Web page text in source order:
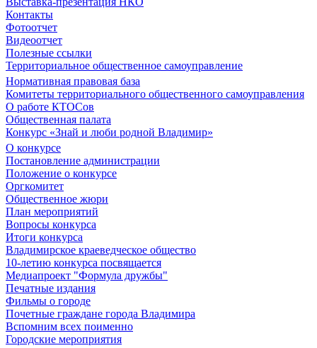
Контакты
Фотоотчет
Видеоотчет
Полезные ссылки
Территориальное общественное самоуправление
Нормативная правовая база
Комитеты территориального общественного самоуправления
О работе КТОСов
Общественная палата
Конкурс «Знай и люби родной Владимир»
О конкурсе
Постановление администрации
Положение о конкурсе
Оргкомитет
Общественное жюри
План мероприятий
Вопросы конкурса
Итоги конкурса
Владимирское краеведческое общество
10-летию конкурса посвящается
Медиапроект "Формула дружбы"
Печатные издания
Фильмы о городе
Почетные граждане города Владимира
Вспомним всех поименно
Городские мероприятия